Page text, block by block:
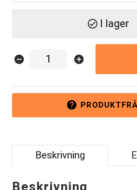
check_circle I lager
help
remove_circle add_circle
Beskrivning